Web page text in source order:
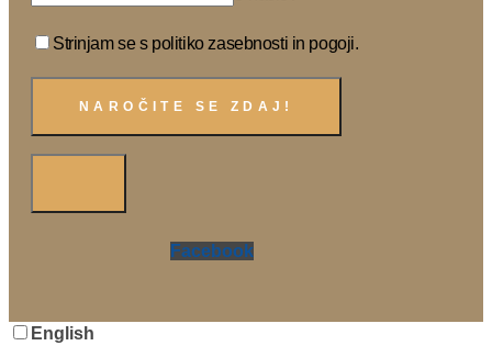
Strinjam se s politiko zasebnosti in pogoji.
Facebook
English